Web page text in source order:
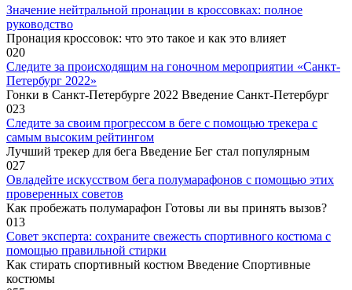
Значение нейтральной пронации в кроссовках: полное
руководство
Пронация кроссовок: что это такое и как это влияет
020
Следите за происходящим на гоночном мероприятии «Санкт-
Петербург 2022»
Гонки в Санкт-Петербурге 2022 Введение Санкт-Петербург
023
Следите за своим прогрессом в беге с помощью трекера с
самым высоким рейтингом
Лучший трекер для бега Введение Бег стал популярным
027
Овладейте искусством бега полумарафонов с помощью этих
проверенных советов
Как пробежать полумарафон Готовы ли вы принять вызов?
013
Совет эксперта: сохраните свежесть спортивного костюма с
помощью правильной стирки
Как стирать спортивный костюм Введение Спортивные
костюмы